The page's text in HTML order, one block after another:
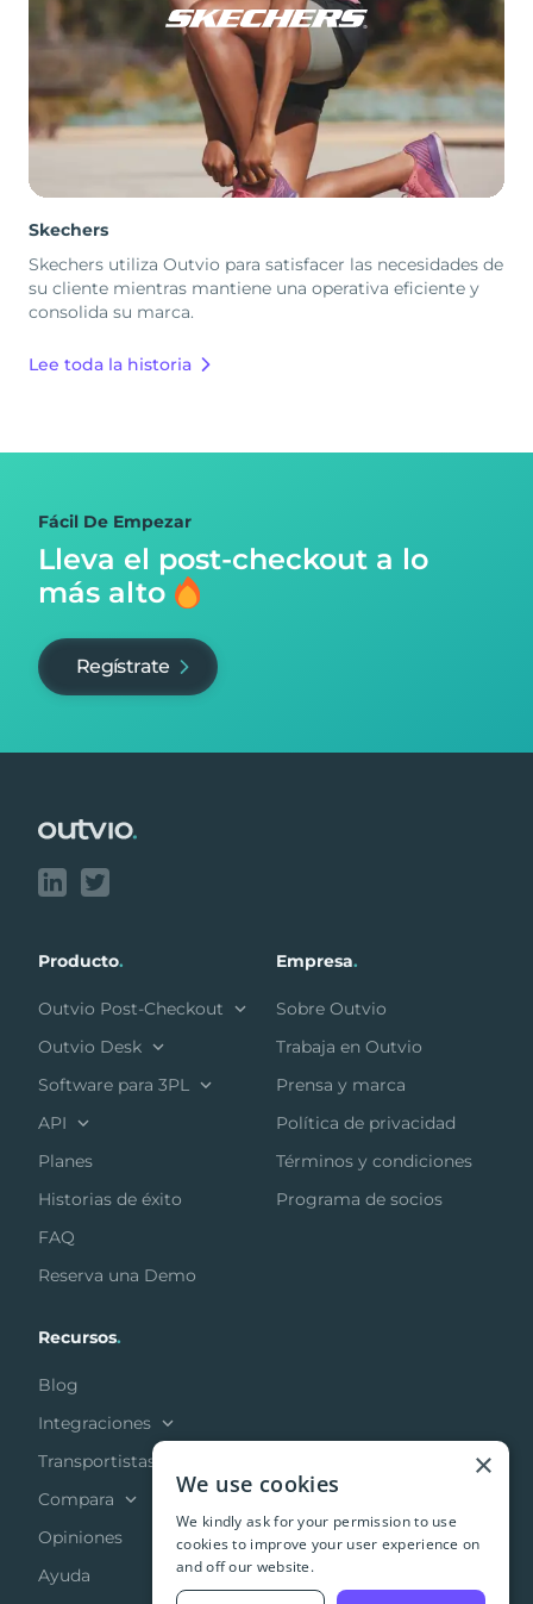
Skechers
Skechers utiliza Outvio para satisfacer las necesidades de
su cliente mientras mantiene una operativa eficiente y
consolida su marca.
Lee toda la historia
Fácil De Empezar
Lleva el post-checkout a lo
más alto
Regístrate
Producto.
Outvio Post-Checkout
Outvio Desk
Software para 3PL
API
Planes
Historias de éxito
FAQ
Reserva una Demo
Empresa.
Sobre Outvio
Trabaja en Outvio
Prensa y marca
Política de privacidad
Términos y condiciones
Programa de socios
Recursos.
Blog
Integraciones
Transportistas
Compara
Opiniones
Ayuda
×
We use cookies
We kindly ask for your permission to use
cookies to improve your user experience on
and off our website.